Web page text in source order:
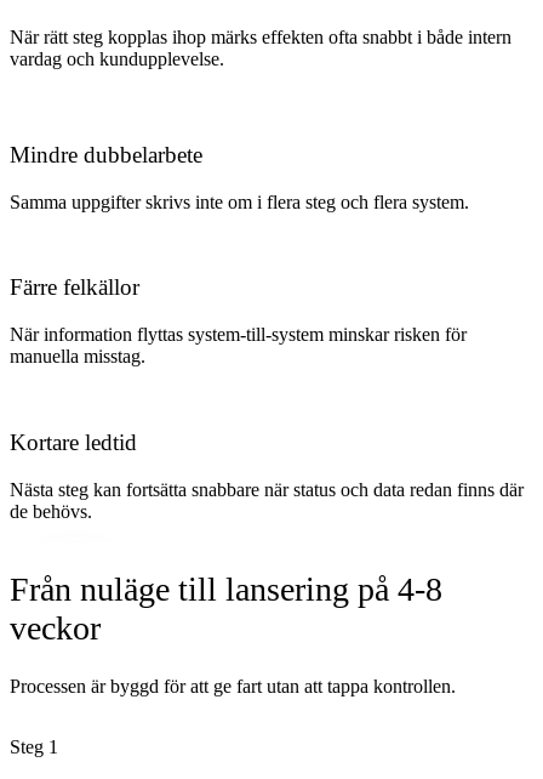
När rätt steg kopplas ihop märks effekten ofta snabbt i både intern
vardag och kundupplevelse.
Mindre dubbelarbete
Samma uppgifter skrivs inte om i flera steg och flera system.
Färre felkällor
När information flyttas system-till-system minskar risken för
manuella misstag.
Kortare ledtid
Nästa steg kan fortsätta snabbare när status och data redan finns där
de behövs.
Från nuläge till lansering på 4-8
veckor
Processen är byggd för att ge fart utan att tappa kontrollen.
Steg 1